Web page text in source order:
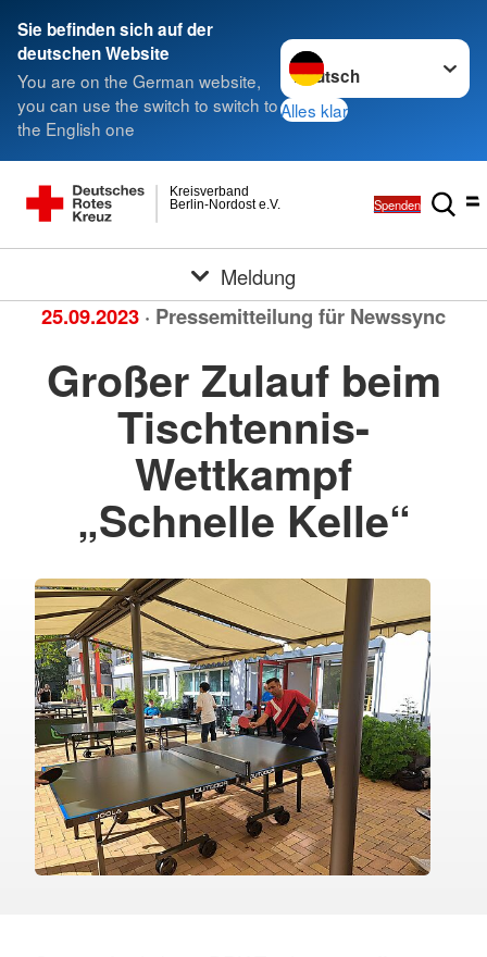
Sie befinden sich auf der
deutschen Website
You are on the German website,
you can use the switch to switch to
the English one
Sprache wechseln zu
Alles klar
Berlin-Nordost e.V.
Kreisverband
Spenden
Meldung
25.09.2023 · Pressemitteilung für Newssync
Großer Zulauf beim
Tischtennis-
Wettkampf
„Schnelle Kelle“